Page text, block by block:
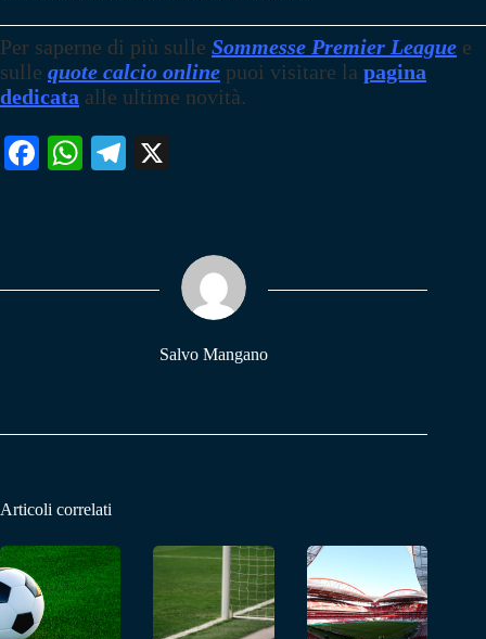
Per saperne di più sulle Sommesse Premier League e
sulle quote calcio online puoi visitare la pagina
dedicata alle ultime novità.
Fa W
pp
Te
m
Salvo Mangano
Articoli correlati